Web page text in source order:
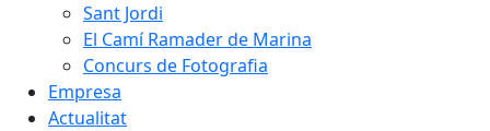
Sant Jordi
El Camí Ramader de Marina
Concurs de Fotografia
Empresa
Actualitat